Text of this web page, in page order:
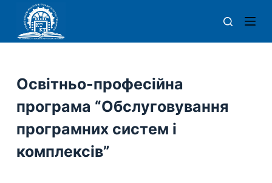
р
й
и
д
в
Освітньо-професійна
програма “Обслуговування
програмних систем і
комплексів”